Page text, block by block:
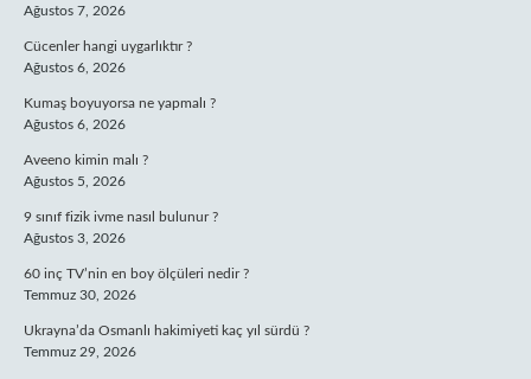
Ağustos 7, 2026
Cücenler hangi uygarlıktır ?
Ağustos 6, 2026
Kumaş boyuyorsa ne yapmalı ?
Ağustos 6, 2026
Aveeno kimin malı ?
Ağustos 5, 2026
9 sınıf fizik ivme nasıl bulunur ?
Ağustos 3, 2026
60 inç TV’nin en boy ölçüleri nedir ?
Temmuz 30, 2026
Ukrayna’da Osmanlı hakimiyeti kaç yıl sürdü ?
Temmuz 29, 2026